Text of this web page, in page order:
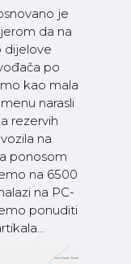
je
da na
dijelove
po
kao mala
narasli
rezervih
na
ponosom
na 6500
na PC-
ponuditi